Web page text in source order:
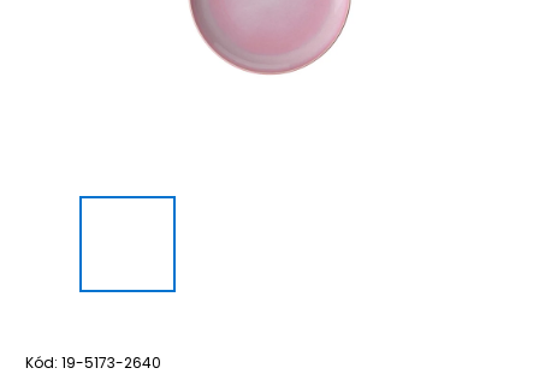
Kód: 19-5173-2640